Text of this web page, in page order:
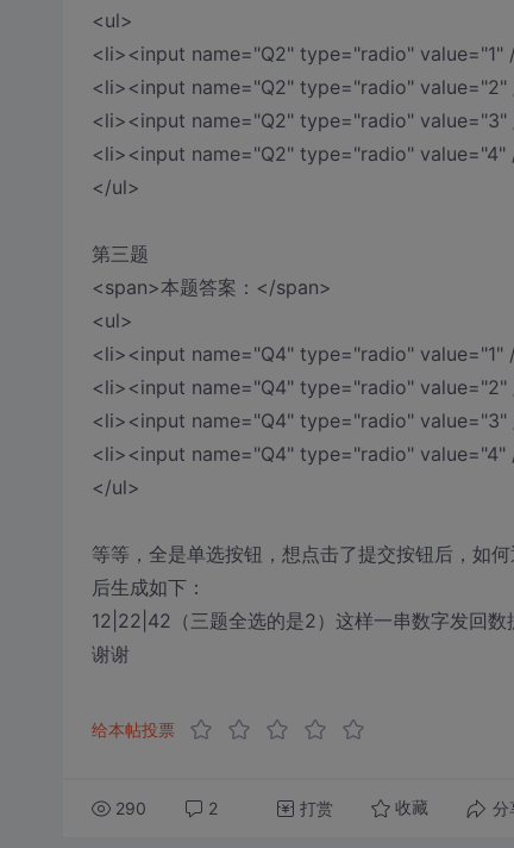
<ul>
<li><input name="Q2" type="radio" value="1"
<li><input name="Q2" type="radio" value="2"
<li><input name="Q2" type="radio"
<li><input name="Q2" type="radio"
</ul>
第三题
<span>本题答案：</span>
<ul>
<li><input name="Q4" type="radio" value="1"
<li><input name="Q4" type="radio" value="2"
<li><input name="Q4" type="radio"
<li><input name="Q4" type="radio"
</ul>
等等，全是单选按钮，想点击了提交按钮后，如
后生成如下：
12|22|42（三题全选的是2）这样一串数字发回数
谢谢
给本帖投票
290 2 打赏 收藏 分